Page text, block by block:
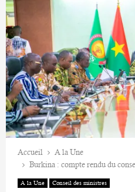
Accueil
A la Une
Burkina : compte rendu du
A la Une Conseil des ministres